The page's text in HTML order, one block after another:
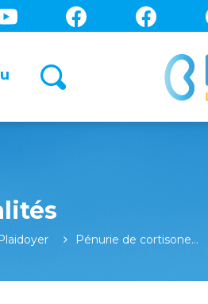
Plaidoyer Pénurie de cortisone…